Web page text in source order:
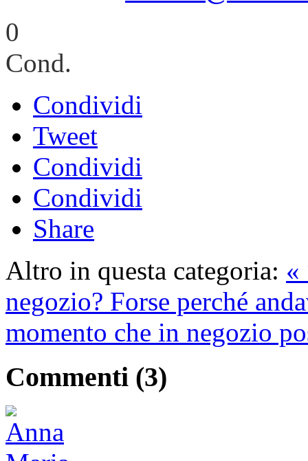
0
Cond.
Condividi
Tweet
Condividi
Condividi
Share
Altro in questa categoria: «
negozio? Forse perché
momento che in negozio
Commenti (3)